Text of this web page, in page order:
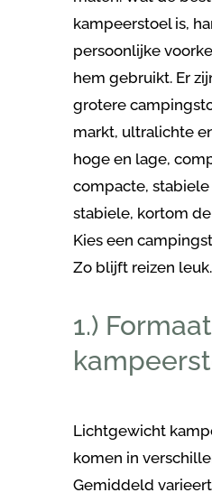
kampeerstoel is,
persoonlijke
hem gebruikt. Er
grotere
markt, ultralichte
hoge en lage,
compacte,
stabiele, kortom
Kies een
Zo blijft reizen
1.) Formaat
Lichtgewicht
komen in
Gemiddeld